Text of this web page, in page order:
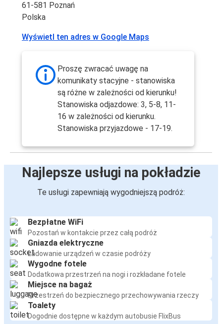
61-581 Poznań
Polska
Wyświetl ten adres w Google Maps
Proszę zwracać uwagę na
komunikaty stacyjne - stanowiska
są różne w zależności od kierunku!
Stanowiska odjazdowe: 3, 5-8, 11-
16 w zależności od kierunku.
Stanowiska przyjazdowe - 17-19.
Najlepsze usługi na pokładzie
Te usługi zapewniają wygodniejszą podróż:
Bezpłatne WiFi
Pozostań w kontakcie przez całą podróż
Gniazda elektryczne
Ładowanie urządzeń w czasie podróży
Wygodne fotele
Dodatkowa przestrzeń na nogi i rozkładane fotele
Miejsce na bagaż
Przestrzeń do bezpiecznego przechowywania rzeczy
Toalety
Dogodnie dostępne w każdym autobusie FlixBus